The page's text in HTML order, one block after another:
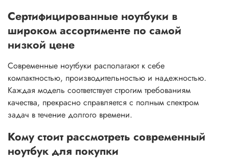
Сертифицированные ноутбуки в
широком ассортименте по самой
низкой цене
Современные ноутбуки располагают к себе
компактностью, производительностью и надежностью.
Каждая модель соответствует строгим требованиям
качества, прекрасно справляется с полным спектром
задач в течение долгого времени.
Кому стоит рассмотреть современный
ноутбук для покупки